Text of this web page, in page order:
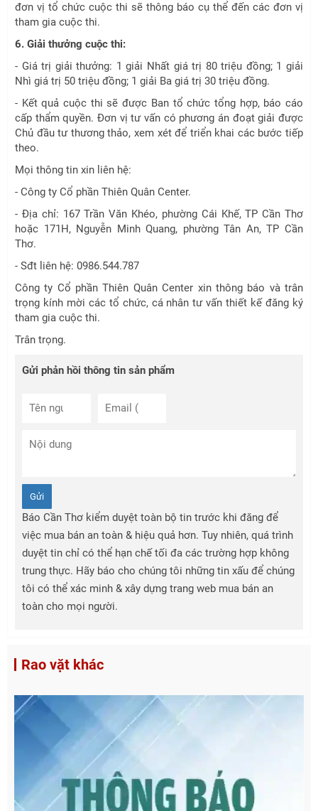
đơn vị tổ chức cuộc thi sẽ thông báo cụ thể đến các đơn vị
tham gia cuộc thi.
6. Giải thưởng cuộc thi:
- Giá trị giải thưởng: 1 giải Nhất giá trị 80 triệu đồng; 1 giải
Nhì giá trị 50 triệu đồng; 1 giải Ba giá trị 30 triệu đồng.
- Kết quả cuộc thi sẽ được Ban tổ chức tổng hợp, báo cáo
cấp thẩm quyền. Đơn vị tư vấn có phương án đoạt giải được
Chủ đầu tư thương thảo, xem xét để triển khai các bước tiếp
theo.
Mọi thông tin xin liên hệ:
- Công ty Cổ phần Thiên Quân Center.
- Địa chỉ: 167 Trần Văn Khéo, phường Cái Khế, TP Cần Thơ
hoặc 171H, Nguyễn Minh Quang, phường Tân An, TP Cần
Thơ.
- Sđt liên hệ: 0986.544.787
Công ty Cổ phần Thiên Quân Center xin thông báo và trân
trọng kính mời các tổ chức, cá nhân tư vấn thiết kế đăng ký
tham gia cuộc thi.
Trân trọng.
Gửi phản hồi thông tin sản phẩm
Gửi
Báo Cần Thơ kiểm duyệt toàn bộ tin trước khi đăng để
việc mua bán an toàn & hiệu quả hơn. Tuy nhiên, quá trình
duyệt tin chỉ có thể hạn chế tối đa các trường hợp không
trung thực. Hãy báo cho chúng tôi những tin xấu để chúng
tôi có thể xác minh & xây dựng trang web mua bán an
toàn cho mọi người.
Rao vặt khác